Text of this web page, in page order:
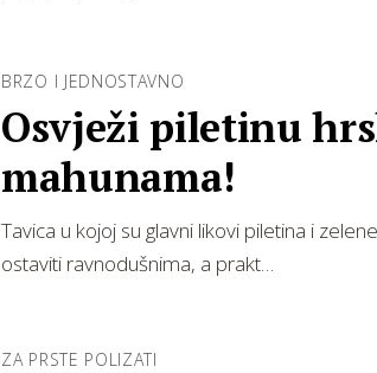
BRZO I JEDNOSTAVNO
Osvježi piletinu
mahunama!
Tavica u kojoj su glavni likovi piletina i
ostaviti ravnodušnima, a prakt…
ZA PRSTE POLIZATI